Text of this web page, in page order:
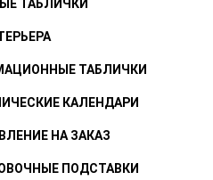
ТАБЛИЧКИ
ТАБЛИЧКИ
КАЛЕНДАРИ
НА ЗАКАЗ
ПОДСТАВКИ